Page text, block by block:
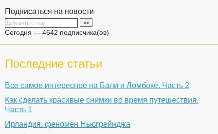
Подписаться на новости
Сегодня — 4642 подписчика(ов)
Последние статьи
Все самое интересное на Бали и Ломбоке. Часть 2
Как cделать красивые снимки во время путешествия.
Часть 1
Ирландия: феномен Ньюгрейнджа